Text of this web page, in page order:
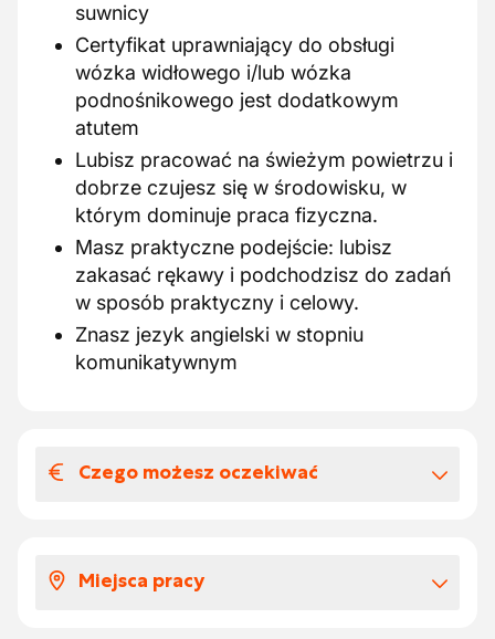
suwnicy
Certyfikat uprawniający do obsługi
wózka widłowego i/lub wózka
podnośnikowego jest dodatkowym
atutem
Lubisz pracować na świeżym powietrzu i
dobrze czujesz się w środowisku, w
którym dominuje praca fizyczna.
Masz praktyczne podejście: lubisz
zakasać rękawy i podchodzisz do zadań
w sposób praktyczny i celowy.
Znasz jezyk angielski w stopniu
komunikatywnym
Czego możesz oczekiwać
Stabilna praca w rozwijającej się i
Miejsca pracy